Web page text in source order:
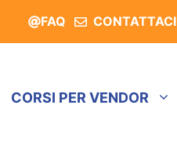
FAQ CONTATTACI
CORSI PER VENDOR